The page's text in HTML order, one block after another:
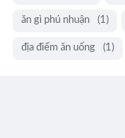
ăn gì phú nhuận (1)
địa điểm ăn uống (1)